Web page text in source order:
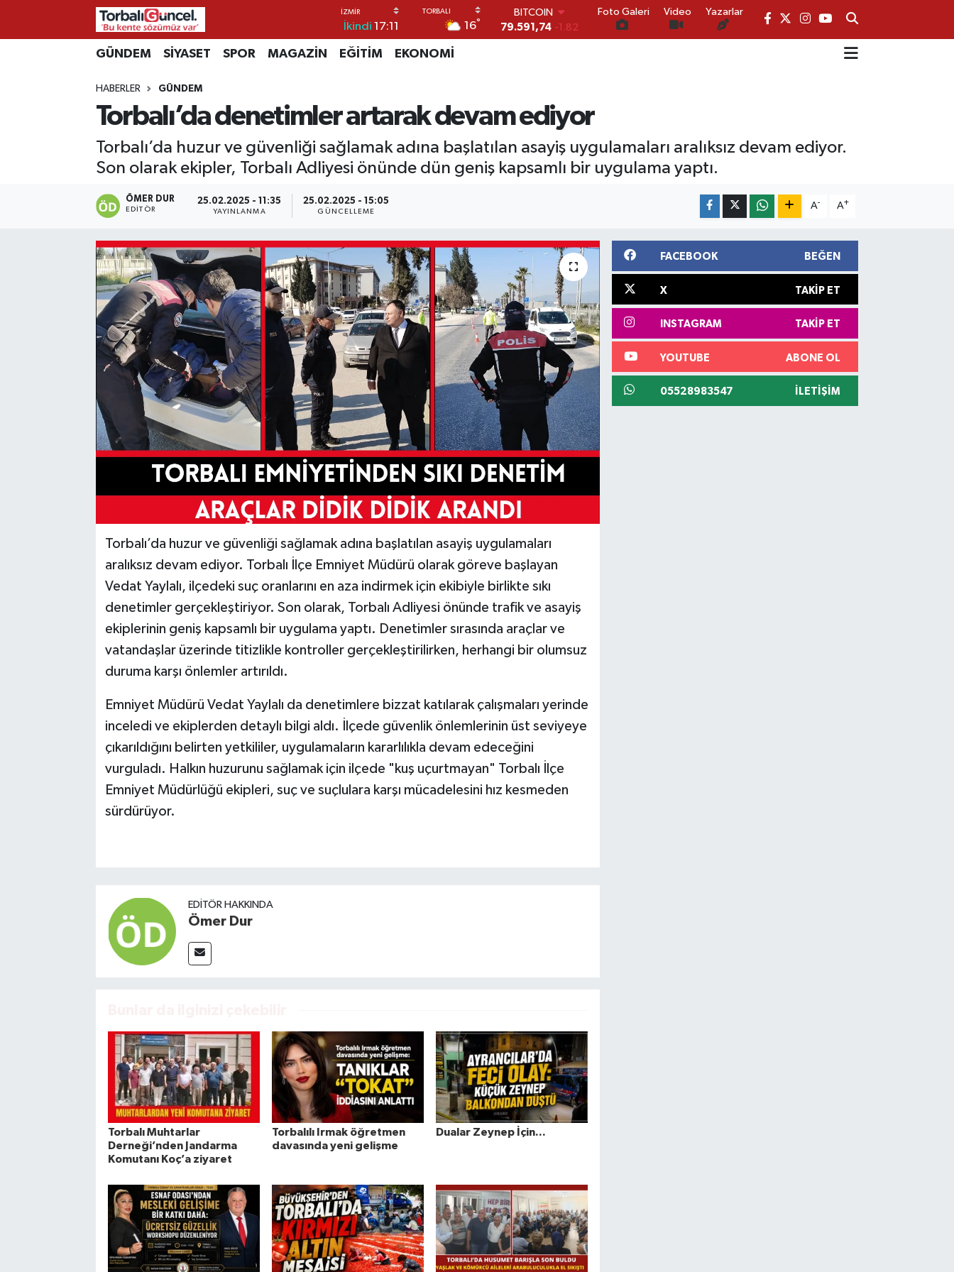
İkindi 17:11 16°
79.591,74
-1.82
DOLAR
61,60380
G.ALTIN
6862,09000
BİST100
14.598,00 0
Foto Galeri Video Yazarlar
GÜNDEM SİYASET SPOR MAGAZİN EĞİTİM EKONOMİ
HABERLER GÜNDEM
Torbalı’da denetimler artarak devam ediyor
Torbalı’da huzur ve güvenliği sağlamak adına başlatılan asayiş uygulamaları aralıksız devam ediyor.
Son olarak ekipler, Torbalı Adliyesi önünde dün geniş kapsamlı bir uygulama yaptı.
ÖMER DUR
EDITÖR
25.02.2025 - 11:35
YAYINLANMA
25.02.2025 - 15:05
GÜNCELLEME
A- A+
Torbalı’da huzur ve güvenliği sağlamak adına başlatılan asayiş uygulamaları
aralıksız devam ediyor. Torbalı İlçe Emniyet Müdürü olarak göreve başlayan
Vedat Yaylalı, ilçedeki suç oranlarını en aza indirmek için ekibiyle birlikte sıkı
denetimler gerçekleştiriyor. Son olarak, Torbalı Adliyesi önünde trafik ve asayiş
ekiplerinin geniş kapsamlı bir uygulama yaptı. Denetimler sırasında araçlar ve
vatandaşlar üzerinde titizlikle kontroller gerçekleştirilirken, herhangi bir olumsuz
duruma karşı önlemler artırıldı.
Emniyet Müdürü Vedat Yaylalı da denetimlere bizzat katılarak çalışmaları yerinde
inceledi ve ekiplerden detaylı bilgi aldı. İlçede güvenlik önlemlerinin üst seviyeye
çıkarıldığını belirten yetkililer, uygulamaların kararlılıkla devam edeceğini
vurguladı. Halkın huzurunu sağlamak için ilçede "kuş uçurtmayan" Torbalı İlçe
Emniyet Müdürlüğü ekipleri, suç ve suçlulara karşı mücadelesini hız kesmeden
sürdürüyor.
EDITÖR HAKKINDA
Ömer Dur
Torbalı Muhtarlar
Derneği’nden Jandarma
Komutanı Koç’a ziyaret
Torbalılı Irmak öğretmen
davasında yeni gelişme
Dualar Zeynep İçin...
FACEBOOK BEĞEN
X TAKIP ET
INSTAGRAM TAKIP ET
YOUTUBE ABONE OL
05528983547 İLETIŞIM
İzmir Nöbetçi Eczaneler
İzmir Hava Durumu
İzmir Namaz Vakitleri
İzmir Trafik Yoğunluk Haritası
Süper Lig Puan Durumu ve Fikstür
Son Dakika Haberleri
Haber Arşivi